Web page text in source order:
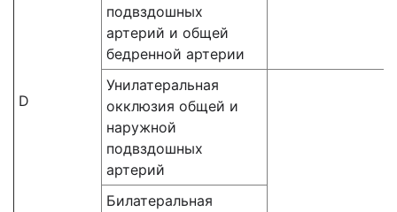
D
подвздошных
артерий и общей
бедренной артерии
Унилатеральная
окклюзия общей и
наружной
подвздошных
артерий
Билатеральная